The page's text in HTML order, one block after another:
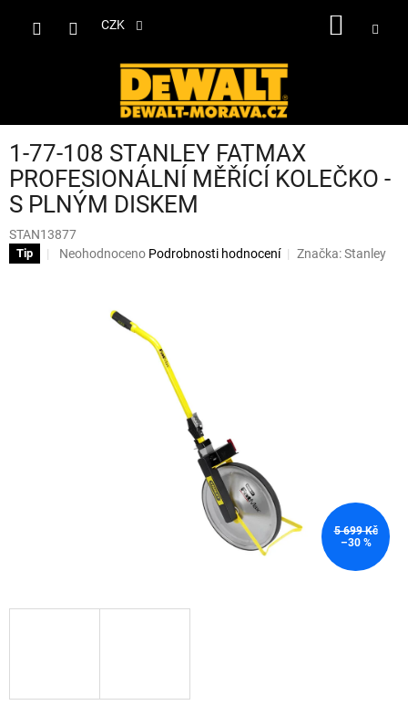
CZK
1-77-108 STANLEY FATMAX
PROFESIONÁLNÍ MĚŘÍCÍ KOLEČKO -
S PLNÝM DISKEM
STAN13877
Tip
Průměrné
Neohodnoceno Podrobnosti hodnocení Značka:Stanley
5 699 Kč
–30 %